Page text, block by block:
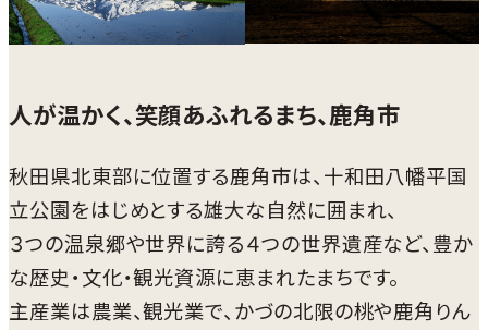
人が温かく、笑顔あふれるまち、鹿角市
秋田県北東部に位置する鹿角市は、十和田八幡平国
立公園をはじめとする雄大な自然に囲まれ、
３つの温泉郷や世界に誇る４つの世界遺産など、豊か
な歴史・文化・観光資源に恵まれたまちです。
主産業は農業、観光業で、かづの北限の桃や鹿角りん